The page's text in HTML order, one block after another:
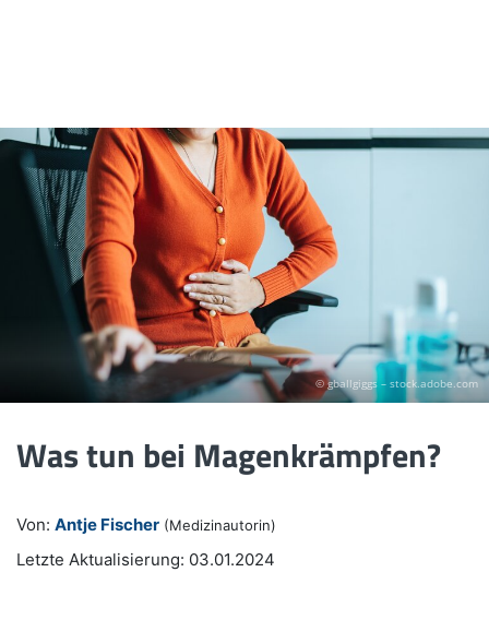
© gballgiggs – stock.adobe.com
Was tun bei Magenkrämpfen?
Von: Antje Fischer (Medizinautorin)
Letzte Aktualisierung: 03.01.2024